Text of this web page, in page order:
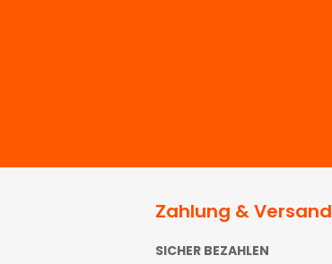
Zahlung & Versand
SICHER BEZAHLEN